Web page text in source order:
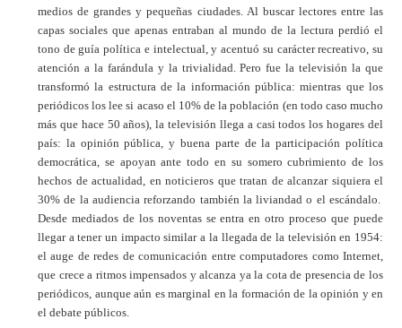
medios de grandes y pequeñas ciudades. Al buscar lectores entre las
capas sociales que apenas entraban al mundo de la lectura perdió el
tono de guía política e intelectual, y acentuó su carácter recreativo, su
atención a la farándula y la trivialidad. Pero fue la televisión la que
transformó la estructura de la información pública: mientras que los
periódicos los lee si acaso el 10% de la población (en todo caso mucho
más que hace 50 años), la televisión llega a casi todos los hogares del
país: la opinión pública, y buena parte de la participación política
democrática, se apoyan ante todo en su somero cubrimiento de los
hechos de actualidad, en noticieros que tratan de alcanzar siquiera el
30% de la audiencia reforzando también la liviandad o el escándalo.
Desde mediados de los noventas se entra en otro proceso que puede
llegar a tener un impacto similar a la llegada de la televisión en 1954:
el auge de redes de comunicación entre computadores como Internet,
que crece a ritmos impensados y alcanza ya la cota de presencia de los
periódicos, aunque aún es marginal en la formación de la opinión y en
el debate públicos.